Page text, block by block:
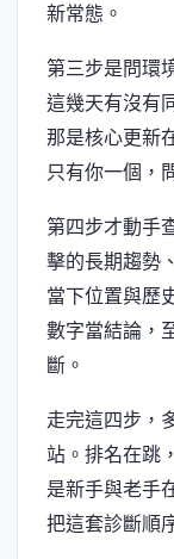
新常態。
第三步是問環
這幾天有沒有
那是核心更新
只有你一個，
第四步才動手
擊的長期趨勢
當下位置與歷
數字當結論，
斷。
走完這四步，
站。排名在跳
是新手與老手
把這套診斷順